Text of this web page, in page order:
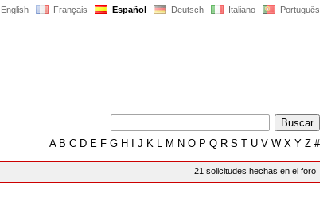
English Français Español Deutsch Italiano Português
AB C D E F G H J K L M N O P Q R S T U V W X Y Z #
21 solicitudes hechas en el foro